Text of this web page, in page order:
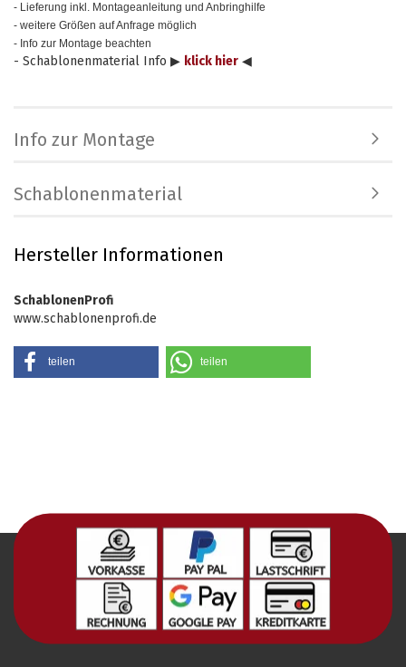
- Lieferung inkl. Montageanleitung und Anbringhilfe
- weitere Größen auf Anfrage möglich
- Info zur Montage beachten
- Schablonenmaterial Info ▶ klick hier ◀
Info zur Montage
Schablonenmaterial
Hersteller Informationen
SchablonenProfi
www.schablonenprofi.de
teilen teilen